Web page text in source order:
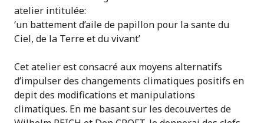
atelier intitulée:
‘un battement d’aile de papillon pour la sante du
Ciel, de la Terre et du vivant’
Cet atelier est consacré aux moyens alternatifs
d’impulser des changements climatiques positifs en
depit des modifications et manipulations
climatiques. En me basant sur les decouvertes de